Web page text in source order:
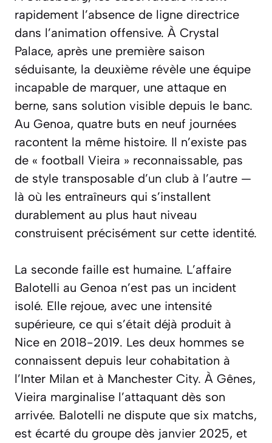
rapidement l’absence de ligne directrice
dans l’animation offensive. À Crystal
Palace, après une première saison
séduisante, la deuxième révèle une équipe
incapable de marquer, une attaque en
berne, sans solution visible depuis le banc.
Au Genoa, quatre buts en neuf journées
racontent la même histoire. Il n’existe pas
de « football Vieira » reconnaissable, pas
de style transposable d’un club à l’autre —
là où les entraîneurs qui s’installent
durablement au plus haut niveau
construisent précisément sur cette identité.
La seconde faille est humaine. L’affaire
Balotelli au Genoa n’est pas un incident
isolé. Elle rejoue, avec une intensité
supérieure, ce qui s’était déjà produit à
Nice en 2018-2019. Les deux hommes se
connaissent depuis leur cohabitation à
l’Inter Milan et à Manchester City. À Gênes,
Vieira marginalise l’attaquant dès son
arrivée. Balotelli ne dispute que six matchs,
est écarté du groupe dès janvier 2025, et